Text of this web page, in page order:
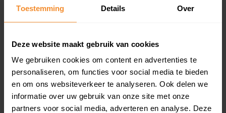
Toestemming Details Over
Deze website maakt gebruik van cookies
We gebruiken cookies om content en advertenties te
personaliseren, om functies voor social media te bieden
en om ons websiteverkeer te analyseren. Ook delen we
informatie over uw gebruik van onze site met onze
partners voor social media, adverteren en analyse. Deze
T/m 1945
0%
1946 - 1980
100%
1981 - 2007
0%